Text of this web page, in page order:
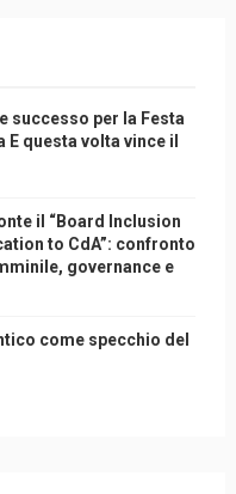
successo per la Festa
questa volta vince il
il “Board Inclusion
to CdA”: confronto
governance e
come specchio del